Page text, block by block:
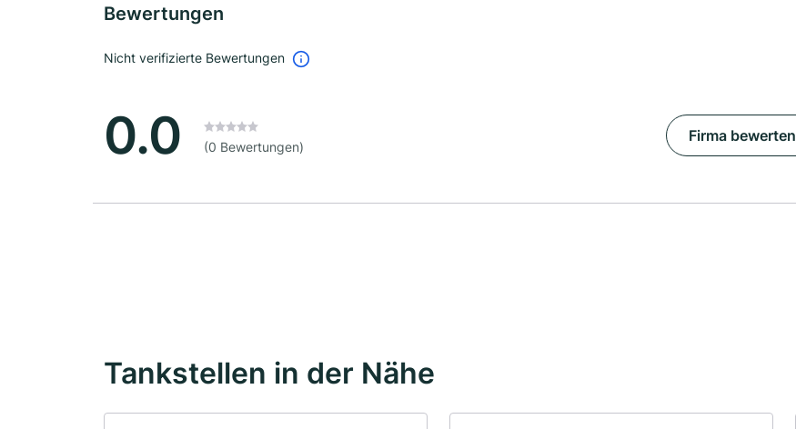
Bewertungen
Nicht verifizierte Bewertungen
0.0 (0 Bewertungen)
Firma bewerten
Tankstellen in der Nähe